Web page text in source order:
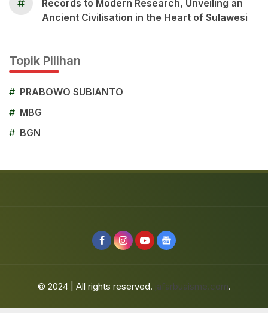
#
Records to Modern Research, Unveiling an
Ancient Civilisation in the Heart of Sulawesi
Topik Pilihan
# PRABOWO SUBIANTO
# MBG
# BGN
© 2024 | All rights reserved. jafarbuaisme.com.